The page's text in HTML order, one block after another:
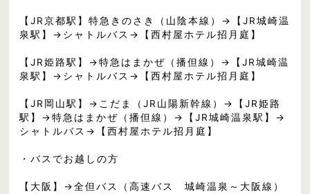
【JR京都駅】特急きのさき（山陰本線）→【JR城崎温
泉駅】→シャトルバス→【西村屋ホテル招月庭】
【JR姫路駅】→特急はまかぜ（播但線）→【JR城崎温
泉駅】→シャトルバス→【西村屋ホテル招月庭】
【JR岡山駅】→こだま（JR山陽新幹線）→【JR姫路
駅】→特急はまかぜ（播但線）→【JR城崎温泉駅】→
シャトルバス→【西村屋ホテル招月庭】
・バスでお越しの方
【大阪】→全但バス（高速バス 城崎温泉～大阪線）